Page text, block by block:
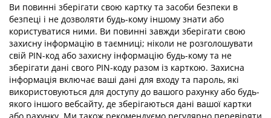
Ви повинні зберігати свою картку та засоби безпеки в
безпеці і не дозволяти будь-кому іншому знати або
користуватися ними. Ви повинні завжди зберігати свою
захисну інформацію в таємниці; ніколи не розголошувати
свій PIN-код або захисну інформацію будь-кому та не
зберігати дані свого PIN-коду разом із карткою. Захисна
інформація включає ваші дані для входу та пароль, які
використовуються для доступу до вашого рахунку або будь-
якого іншого вебсайту, де зберігаються дані вашої картки